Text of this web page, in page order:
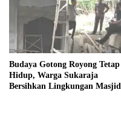
Budaya Gotong Royong Tetap
Hidup, Warga Sukaraja
Bersihkan Lingkungan Masjid